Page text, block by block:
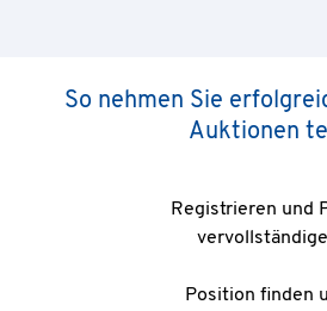
So nehmen Sie
Auktionen
Registrieren und
Position finden